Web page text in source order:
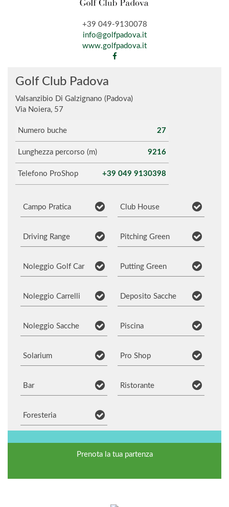
+39 049-9130078
info@golfpadova.it
www.golfpadova.it
Golf Club Padova
Valsanzibio Di Galzignano (Padova)
Via Noiera, 57
Numero buche 27
Lunghezza percorso (m) 9216
Telefono ProShop +39 049 9130398
Campo Pratica Club House
Driving Range Pitching Green
Noleggio Golf Car Putting Green
Noleggio Carrelli Deposito Sacche
Noleggio Sacche Piscina
Solarium Pro Shop
Bar Ristorante
Foresteria
Prenota la tua partenza